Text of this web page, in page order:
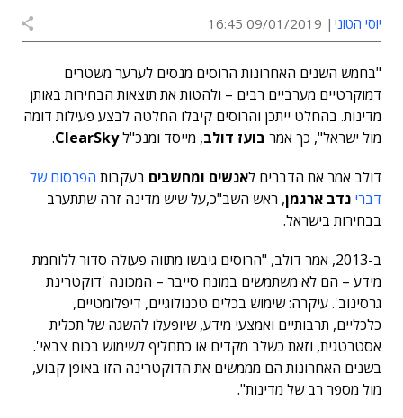
יוסי הטוני 09/01/2019 16:45
"בחמש השנים האחרונות הרוסים מנסים לערער משטרים
דמוקרטיים מערביים רבים – ולהטות את תוצאות הבחירות באותן
מדינות. בהחלט ייתכן והרוסים קיבלו החלטה לבצע פעילות דומה
מול ישראל", כך אמר בועז דולב, מייסד ומנכ"לClearSky
.
דולב אמר את הדברים לאנשים ומחשבים בעקבות הפרסום של
דברי נדב ארגמן, ראש השב"כ,על שיש מדינה זרה שתתערב
בבחירות בישראל.
ב-2013, אמר דולב, "הרוסים גיבשו מתווה פעולה סדור ללוחמת
מידע – הם לא משתמשים במונח סייבר – המכונה 'דוקטרינת
גרסינוב'. עיקרה: שימוש בכלים טכנולוגיים, דיפלומטיים,
כלכליים, תרבותיים ואמצעי מידע, שיופעלו להשגה של תכלית
אסטרטגית, וזאת כשלב מקדים או כתחליף לשימוש בכוח צבאי'.
בשנים האחרונות הם מממשים את הדוקטרינה הזו באופן קבוע,
מול מספר רב של מדינות".